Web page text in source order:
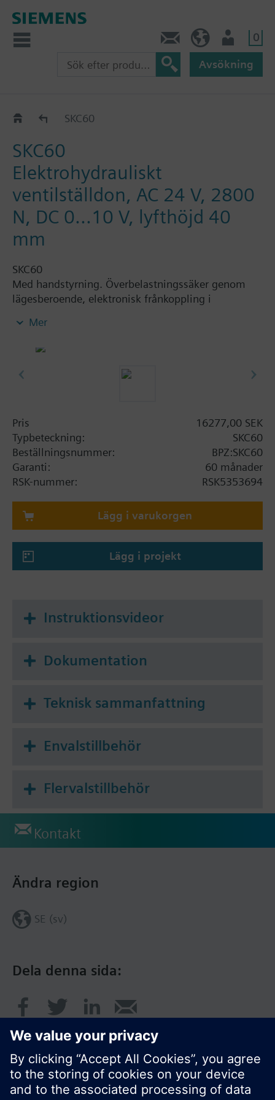
0
Avsökning
SKC60/SKC62..
SKC60
SKC60
Elektrohydrauliskt
ventilställdon, AC 24 V, 2800
N, DC 0...10 V, lyfthöjd 40
mm
SKC60
Med handstyrning. Överbelastningssäker genom
lägesberoende, elektronisk frånkoppling i
konsol för ventiler med 40 mm lyfthöjd.
Ytterligare information
tilläggsfunktioner; Slaglängdsbegränsning,
sekvensstyrning och signalomvändning.
Mer
Pris
16277,00 SEK
Typbeteckning:
SKC60
Beställningsnummer:
BPZ:SKC60
Garanti:
60 månader
RSK-nummer:
RSK5353694
Lägg i varukorgen
Lägg i projekt
Instruktionsvideor
Dokumentation
Teknisk sammanfattning
Envalstillbehör
Flervalstillbehör
Kontakt
Dela denna sida:
Ändra region
SE (sv)